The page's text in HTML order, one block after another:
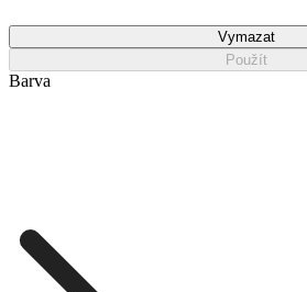
Vymazat
Použít
Barva